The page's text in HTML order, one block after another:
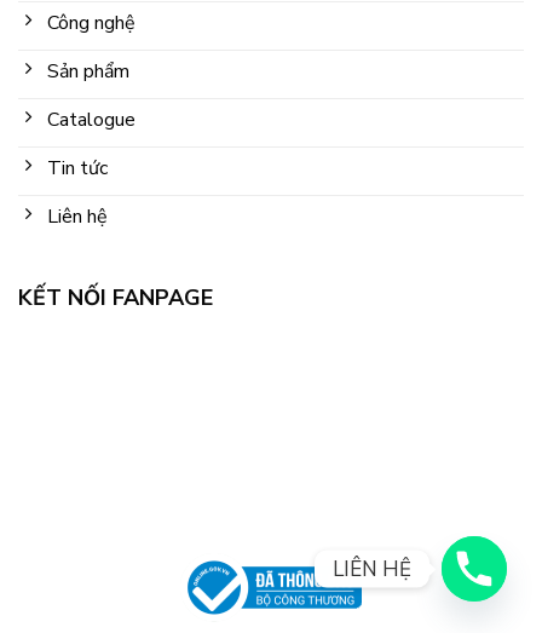
Công nghệ
Sản phẩm
Catalogue
Tin tức
Liên hệ
KẾT NỐI FANPAGE
LIÊN HỆ